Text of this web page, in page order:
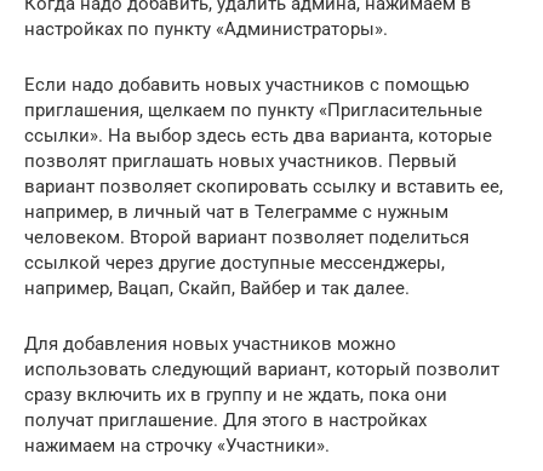
настройках по пункту «Администраторы».
Если надо добавить новых участников с помощью
приглашения, щелкаем по пункту «Пригласительные
ссылки». На выбор здесь есть два варианта, которые
позволят приглашать новых участников. Первый
вариант позволяет скопировать ссылку и вставить ее,
например, в личный чат в Телеграмме с нужным
человеком. Второй вариант позволяет поделиться
ссылкой через другие доступные мессенджеры,
например, Вацап, Скайп, Вайбер и так далее.
Для добавления новых участников можно
использовать следующий вариант, который позволит
сразу включить их в группу и не ждать, пока они
получат приглашение. Для этого в настройках
нажимаем на строчку «Участники».